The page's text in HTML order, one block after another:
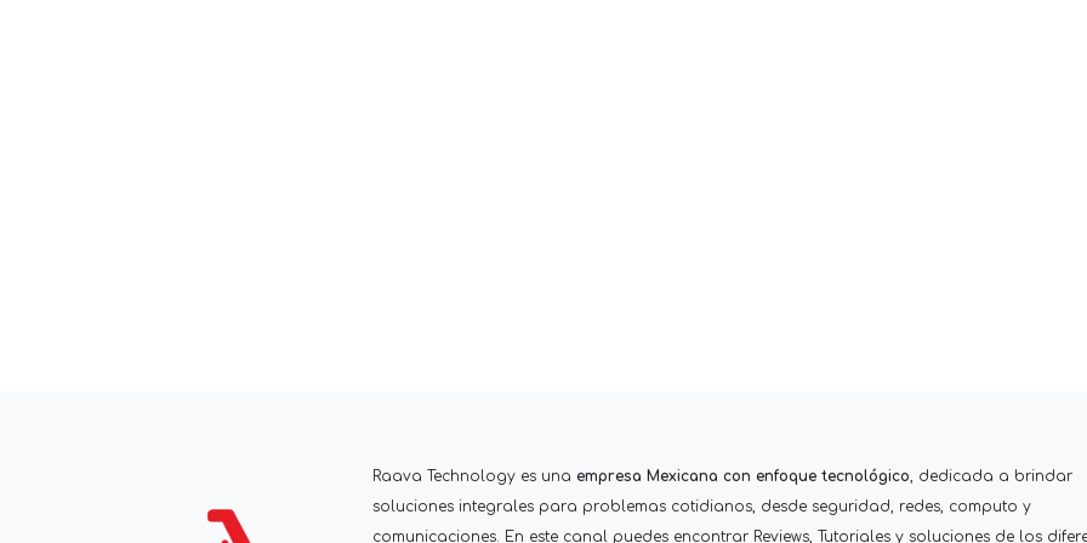
Raava Technology es una empresa Mexicana con enfoque tecnológico, dedicada a brindar
soluciones integrales para problemas cotidianos, desde seguridad, redes, computo y
comunicaciones. En este canal puedes encontrar Reviews, Tutoriales y soluciones de los